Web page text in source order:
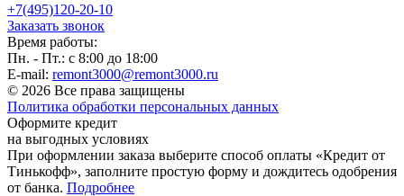
+7(495)120-20-10
Заказать звонок
Время работы:
Пн. - Пт.: с 8:00 до 18:00
E-mail: remont3000@remont3000.ru
© 2026 Все права защищены
Политика обработки персональных данных
Оформите кредит
на выгодных условиях
При оформлении заказа выберите способ оплаты «Кредит от
Тинькофф», заполните простую форму и дождитесь одобрения
от банка. Подробнее